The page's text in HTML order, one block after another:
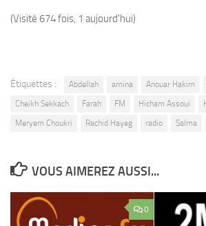
(Visité 674 fois, 1 aujourd'hui)
Étiquettes : Abdellah amina Anouar Hakim
Cheikh Sekkach
Farah FM Hicham Assoui
Meryem Choukri
Rachid Hayeg radio Salma
VOUS AIMEREZ AUSSI...
0